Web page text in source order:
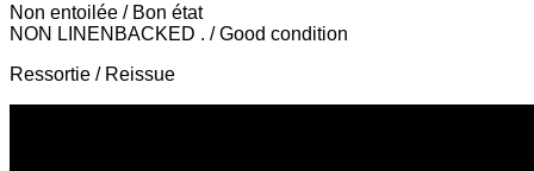
Non entoilée / Bon état
NON LINENBACKED . / Good condition
Ressortie / Reissue